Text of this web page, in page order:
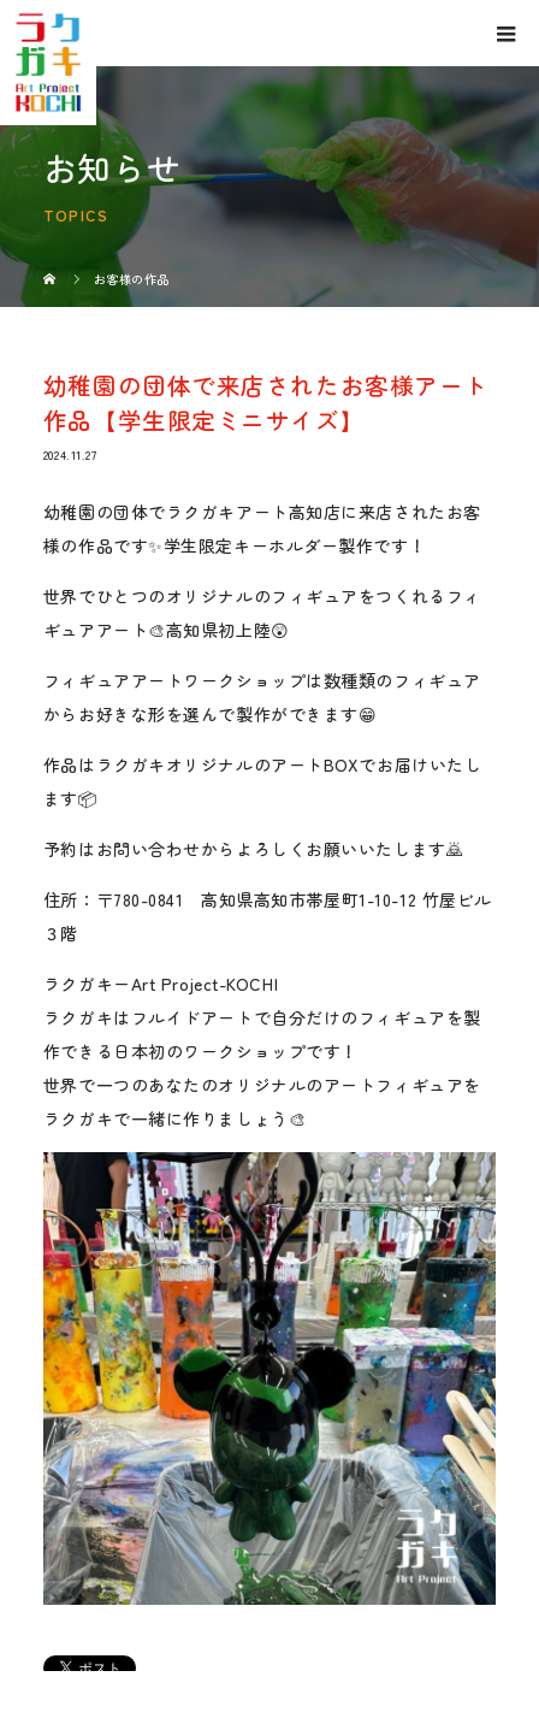
お知らせ
TOPICS
お客様の作品
幼稚園の団体で来店されたお客様アート
作品【学生限定ミニサイズ】
2024.11.27
幼稚園の団体でラクガキアート高知店に来店されたお客
様の作品です✨学生限定キーホルダー製作です！
世界でひとつのオリジナルのフィギュアをつくれるフィ
ギュアアート🎨高知県初上陸😲
フィギュアアートワークショップは数種類のフィギュア
からお好きな形を選んで製作ができます😁
作品はラクガキオリジナルのアートBOXでお届けいたし
ます📦
予約はお問い合わせからよろしくお願いいたします🙇
住所：〒780-0841 高知県高知市帯屋町1-10-12 竹屋ビル
３階
ラクガキーArt Project-KOCHI
ラクガキはフルイドアートで自分だけのフィギュアを製
作できる日本初のワークショップです！
世界で一つのあなたのオリジナルのアートフィギュアを
ラクガキで一緒に作りましょう🎨